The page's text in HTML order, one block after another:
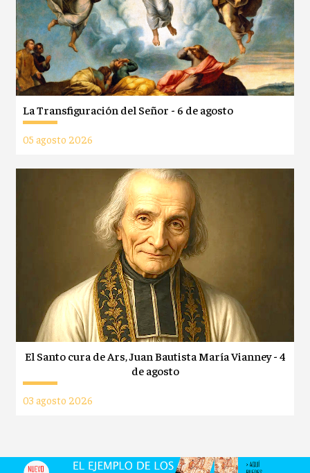
La Transfiguración del Señor - 6 de agosto
05 agosto 2026
El Santo cura de Ars, Juan Bautista María Vianney - 4
de agosto
03 agosto 2026